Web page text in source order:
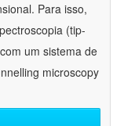
Para isso,
(tip-
um sistema de
microscopy